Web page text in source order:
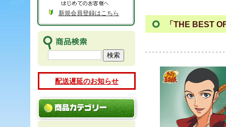
新規会員登録はこちら
配送遅延のお知らせ
「THE BEST